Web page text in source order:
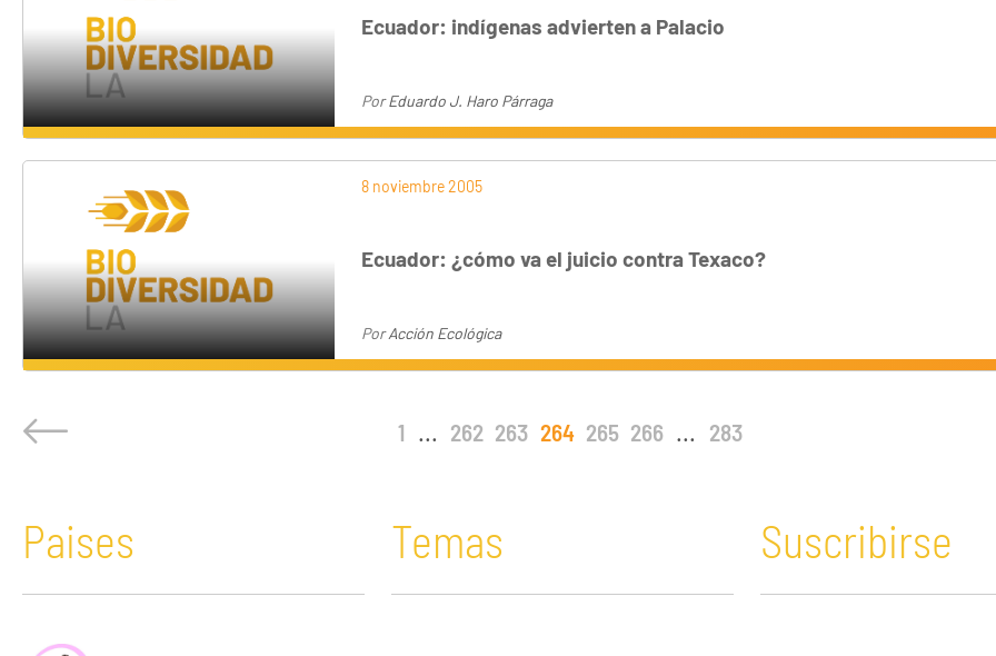
Ecuador: indígenas advierten a Palacio
PorEduardo J. Haro Párraga
8 noviembre 2005
Ecuador: ¿cómo va el juicio contra Texaco?
PorAcción Ecológica
1 ... 262 263 264 265 266 ... 283
Paises Temas Suscribirse